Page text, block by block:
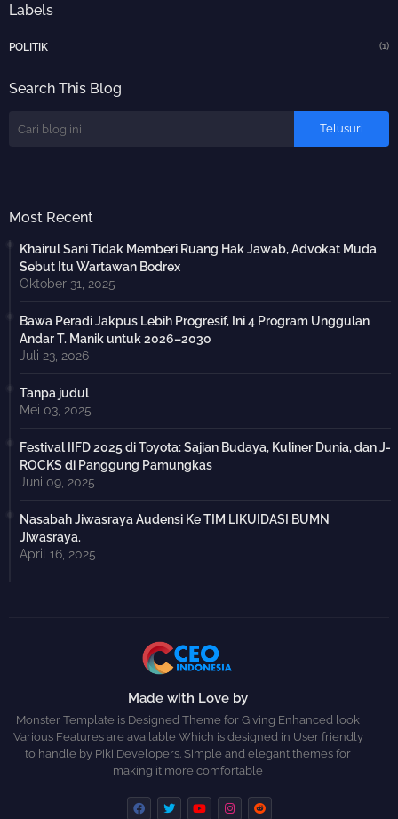
Labels
POLITIK (1)
Search This Blog
Most Recent
Khairul Sani Tidak Memberi Ruang Hak Jawab, Advokat Muda
Sebut Itu Wartawan Bodrex
Oktober 31, 2025
Bawa Peradi Jakpus Lebih Progresif, Ini 4 Program Unggulan
Andar T. Manik untuk 2026–2030
Juli 23, 2026
Tanpa judul
Mei 03, 2025
Festival IIFD 2025 di Toyota: Sajian Budaya, Kuliner Dunia, dan J-
ROCKS di Panggung Pamungkas
Juni 09, 2025
Nasabah Jiwasraya Audensi Ke TIM LIKUIDASI BUMN
Jiwasraya.
April 16, 2025
Made with Love by
Monster Template is Designed Theme for Giving Enhanced look
Various Features are available Which is designed in User friendly
to handle by Piki Developers. Simple and elegant themes for
making it more comfortable